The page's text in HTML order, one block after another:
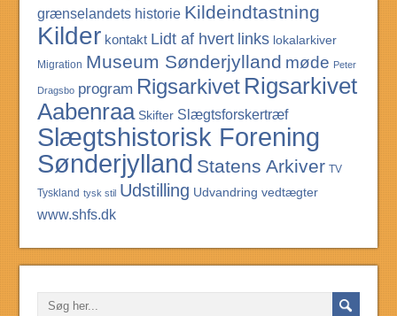
grænselandets historie Kildeindtastning
Kilder kontakt Lidt af hvert links lokalarkiver
Migration Museum Sønderjylland møde Peter
Dragsbo program Rigsarkivet Rigsarkivet
Aabenraa Skifter Slægtsforskertræf
Slægtshistorisk Forening
Sønderjylland Statens Arkiver TV
Tyskland tysk stil Udstilling Udvandring vedtægter
www.shfs.dk